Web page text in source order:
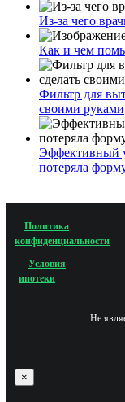
Из-за чего
Как и чем
Фильтр для
своими руками
Эффективный
потеряла
Политика
конфиденциальности
Условия
ипотеки
Не является
×